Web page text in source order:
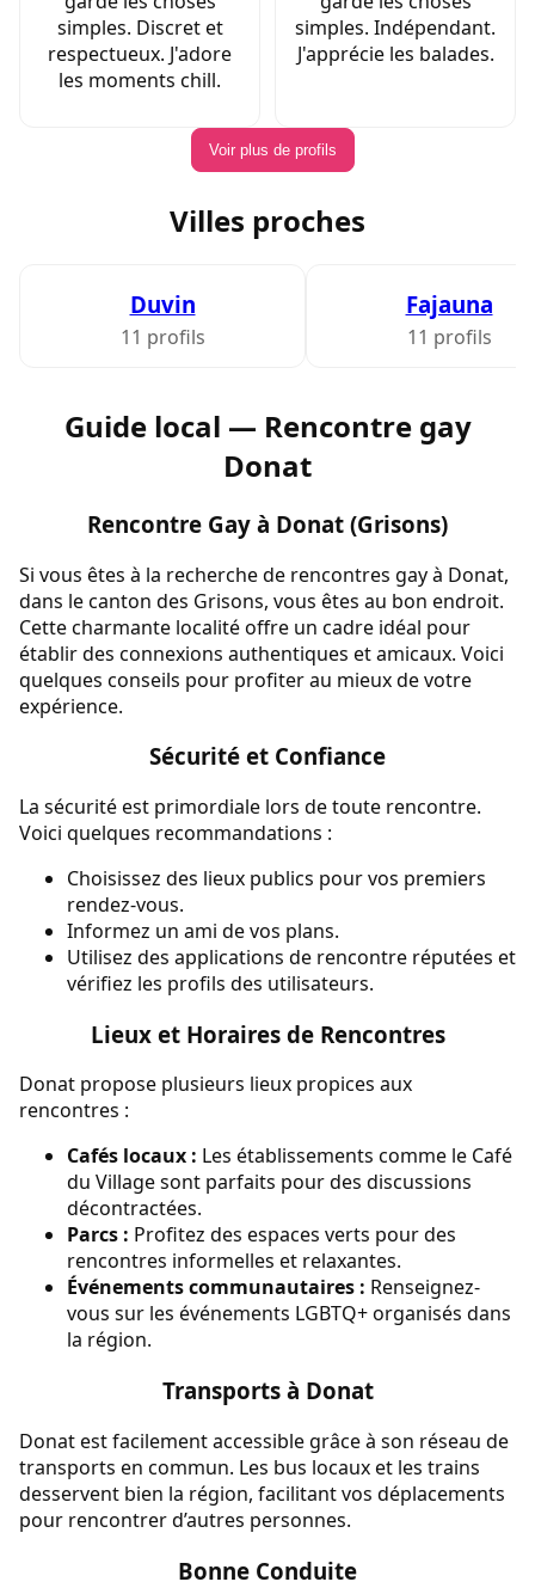
simples. Discret et
respectueux. J'adore
les moments chill.
simples. Indépendant.
J'apprécie les balades.
Voir plus de profils
Villes proches
Duvin
11 profils
Fajauna
11 profils
Guide local — Rencontre gay
Donat
Rencontre Gay à Donat (Grisons)
Si vous êtes à la recherche de rencontres gay à Donat,
dans le canton des Grisons, vous êtes au bon endroit.
Cette charmante localité offre un cadre idéal pour
établir des connexions authentiques et amicaux. Voici
quelques conseils pour profiter au mieux de votre
expérience.
Sécurité et Confiance
La sécurité est primordiale lors de toute rencontre.
Voici quelques recommandations :
Choisissez des lieux publics pour vos premiers
rendez-vous.
Informez un ami de vos plans.
Utilisez des applications de rencontre réputées et
vérifiez les profils des utilisateurs.
Lieux et Horaires de Rencontres
Donat propose plusieurs lieux propices aux
rencontres :
Cafés locaux : Les établissements comme le Café
du Village sont parfaits pour des discussions
décontractées.
Parcs : Profitez des espaces verts pour des
rencontres informelles et relaxantes.
Événements communautaires : Renseignez-
vous sur les événements LGBTQ+ organisés dans
la région.
Transports à Donat
Donat est facilement accessible grâce à son réseau de
transports en commun. Les bus locaux et les trains
desservent bien la région, facilitant vos déplacements
pour rencontrer d’autres personnes.
Bonne Conduite